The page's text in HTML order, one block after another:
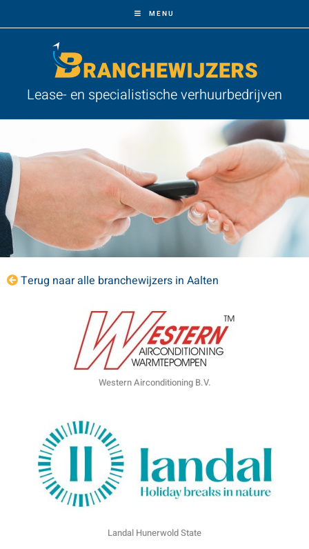
MENU
Lease- en specialistische verhuurbedrijven
Terug naar alle branchewijzers in Aalten
Western Airconditioning B.V.
Landal Hunerwold State